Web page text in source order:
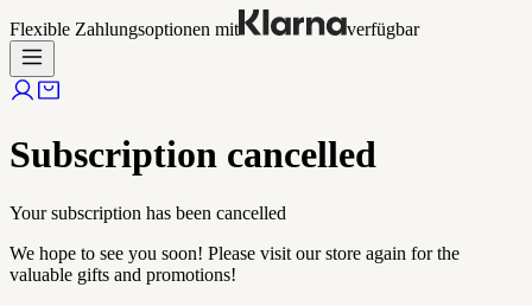
Flexible Zahlungsoptionen mit verfügbar
Subscription cancelled
Your subscription has been cancelled
We hope to see you soon! Please visit our store again for the
valuable gifts and promotions!